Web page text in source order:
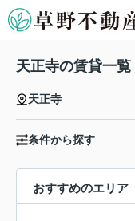
天正寺の賃貸一覧
天正寺
条件から探す
おすすめのエリア